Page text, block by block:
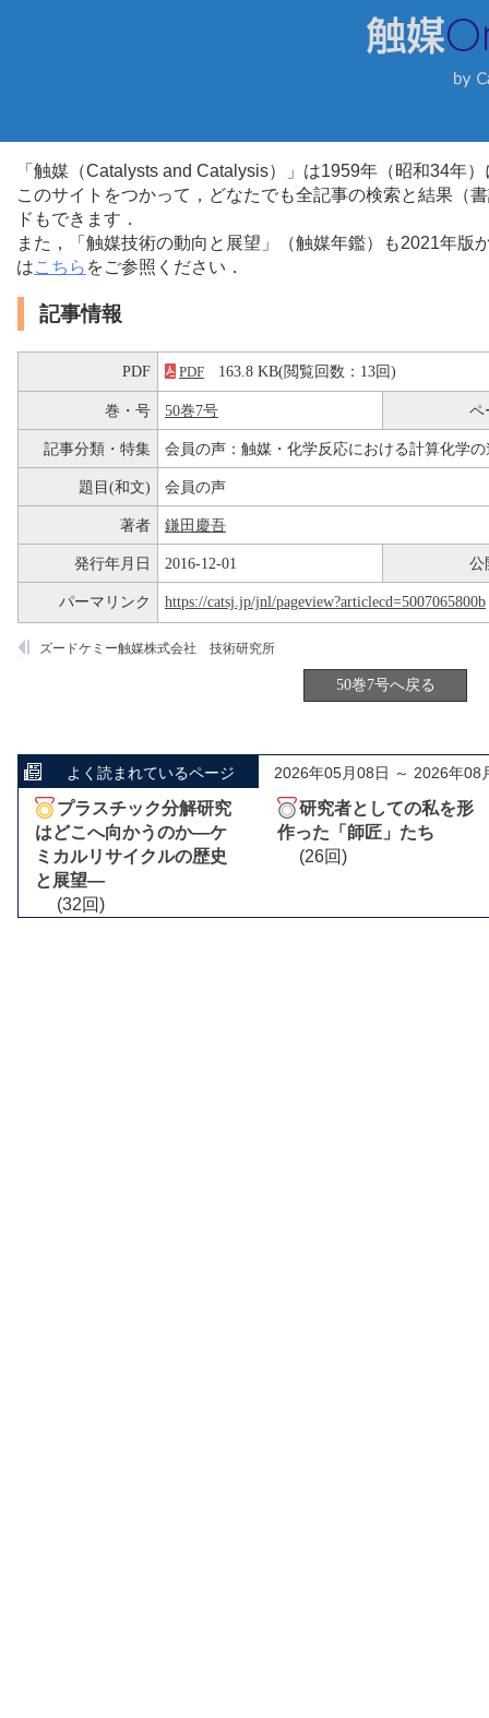
「触媒（Catalysts and Catalysis）」は1959年（昭和34年
このサイトをつかって，どなたでも全記事の検索と結果（
ドもできます．
また，「触媒技術の動向と展望」（触媒年鑑）も2021年
はこちら をご参照ください．
記事情報
PDF PDF 163.8 KB(閲覧回数：13回)
巻・号 50巻7号 ペ
記事分類・特集 会員の声：触媒・化学反応における計算化学の
題目(和文) 会員の声
著者 鎌田慶吾
発行年月日 2016-12-01 公
パーマリンク https://catsj.jp/jnl/pageview?articlecd=5007065800b
ズードケミー触媒株式会社 技術研究所
50巻7号へ戻る
よく読まれているページ 2026年05月08日 ～ 2026年08
プラスチック分解研究
はどこへ向かうのか―ケ
ミカルリサイクルの歴史
と展望―
(32回)
研究者としての私を形
作った「師匠」たち
(26回)